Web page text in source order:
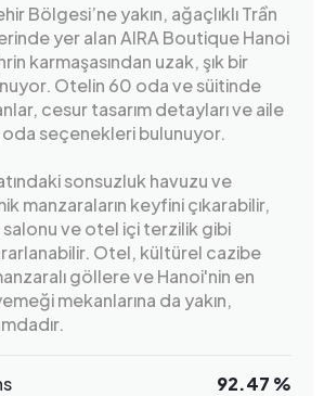
Bölgesi’ne yakın, ağaçlıklı Trần
yer alan AIRA Boutique Hanoi
karmaşasından uzak, şık bir
Otelin 60 oda ve süitinde
cesur tasarım detayları ve aile
oda seçenekleri bulunuyor.
sonsuzluk havuzu ve
manzaraların keyfini çıkarabilir,
salonu ve otel içi terzilik gibi
Otel, kültürel cazibe
göllere ve Hanoi'nin en
mekanlarına da yakın,
92.47 %